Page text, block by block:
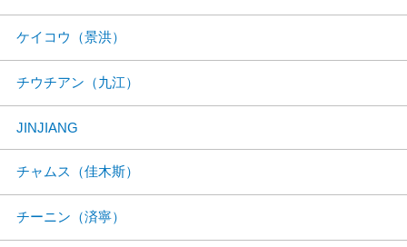
ケイコウ（景洪）
チウチアン（九江）
JINJIANG
チャムス（佳木斯）
チーニン（済寧）